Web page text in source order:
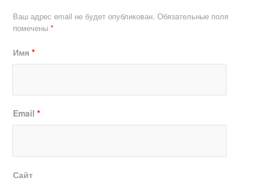
Ваш адрес email не будет опубликован. Обязательные поля
помечены*
Имя*
Email*
Сайт